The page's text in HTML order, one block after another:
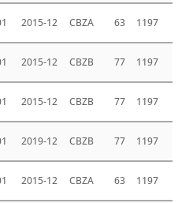
2015-12 CBZA 63 1197
2015-12 CBZB 77 1197
2015-12 CBZB 77 1197
2019-12 CBZB 77 1197
2015-12 CBZA 63 1197